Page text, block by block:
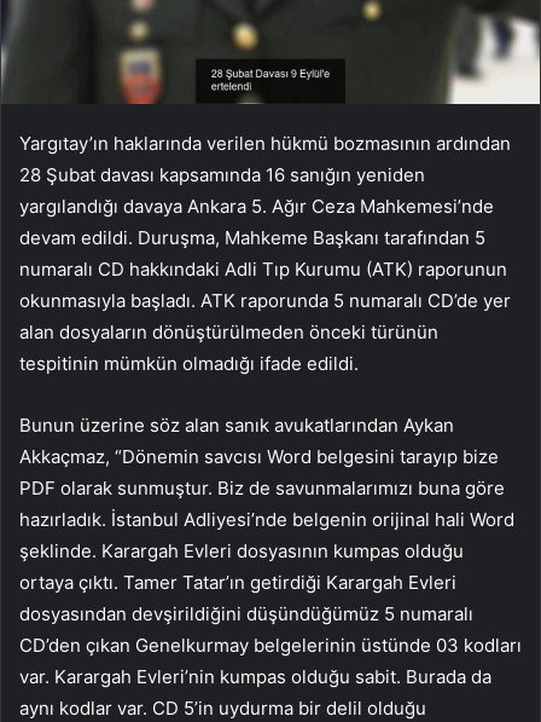
Yargıtay’ın haklarında verilen hükmü bozmasının ardından
28 Şubat davası kapsamında 16 sanığın yeniden
yargılandığı davaya Ankara 5. Ağır Ceza Mahkemesi’nde
devam edildi. Duruşma, Mahkeme Başkanı tarafından 5
numaralı CD hakkındaki Adli Tıp Kurumu (ATK) raporunun
okunmasıyla başladı. ATK raporunda 5 numaralı CD’de yer
alan dosyaların dönüştürülmeden önceki türünün
tespitinin mümkün olmadığı ifade edildi.
Bunun üzerine söz alan sanık avukatlarından Aykan
Akkaçmaz, “Dönemin savcısı Word belgesini tarayıp bize
PDF olarak sunmuştur. Biz de savunmalarımızı buna göre
hazırladık. İstanbul Adliyesi’nde belgenin orijinal hali Word
şeklinde. Karargah Evleri dosyasının kumpas olduğu
ortaya çıktı. Tamer Tatar’ın getirdiği Karargah Evleri
dosyasından devşirildiğini düşündüğümüz 5 numaralı
CD’den çıkan Genelkurmay belgelerinin üstünde 03 kodları
var. Karargah Evleri’nin kumpas olduğu sabit. Burada da
aynı kodlar var. CD 5’in uydurma bir delil olduğu